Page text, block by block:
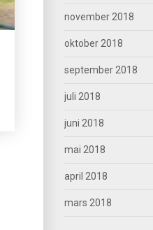
november 2018
oktober 2018
september 2018
juli 2018
juni 2018
mai 2018
april 2018
mars 2018